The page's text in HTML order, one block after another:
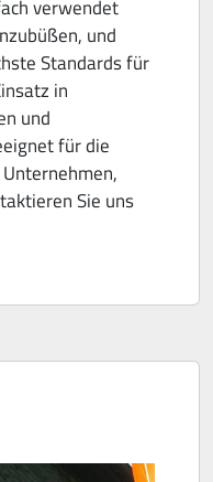
verwendet
und
Standards für
in
und
für die
Sie uns